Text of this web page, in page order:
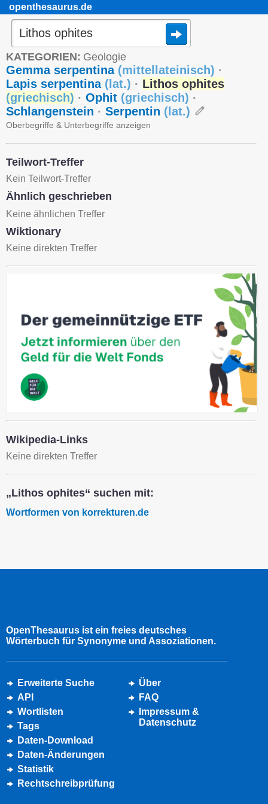
openthesaurus.de
KATEGORIEN: Geologie
Gemma serpentina (mittellateinisch) ·
Lapis serpentina ( lat.) · Lithos ophites
(griechisch) · Ophit (griechisch) ·
Schlangenstein · Serpentin ( lat.)
Oberbegriffe & Unterbegriffe anzeigen
Teilwort-Treffer
Kein Teilwort-Treffer
Ähnlich geschrieben
Keine ähnlichen Treffer
Wiktionary
Keine direkten Treffer
Wikipedia-Links
Keine direkten Treffer
„Lithos ophites“ suchen mit:
Wortformen von korrekturen.de
OpenThesaurus ist ein freies deutsches
Wörterbuch für Synonyme und Assoziationen.
Erweiterte Suche
API
Wortlisten
Tags
Daten-Download
Daten-Änderungen
Statistik
Rechtschreibprüfung
Über
FAQ
Impressum &
Datenschutz